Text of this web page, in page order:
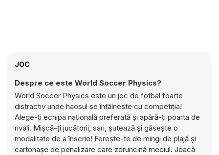
JOC
Despre ce este World Soccer Physics?
World Soccer Physics este un joc de fotbal foarte
distractiv unde haosul se întâlnește cu competiția!
Alege-ți echipa națională preferată și apără-ți poarta de
rivali. Mișcă-ți jucătorii, sari, șutează și găsește o
modalitate de a înscrie! Ferește-te de mingi de plajă și
cartonașe de penalizare care zdruncină meciul. Joacă